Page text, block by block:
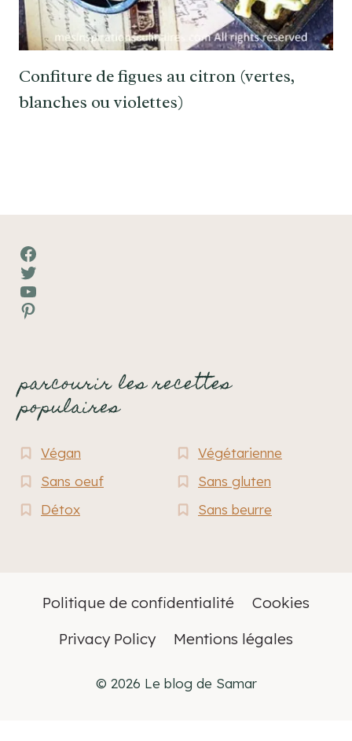
Confiture de figues au citron (vertes,
blanches ou violettes)
Facebook
Twitter
YouTube
Pinterest
parcourir les recettes
populaires
Végan
Végétarienne
Sans oeuf
Sans gluten
Détox
Sans beurre
Politique de confidentialité
Cookies
Privacy Policy
Mentions légales
© 2026 Le blog de Samar